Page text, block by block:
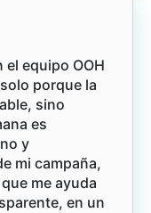
equipo OOH
porque la
sino
es
y
mi campaña,
me ayuda
en un